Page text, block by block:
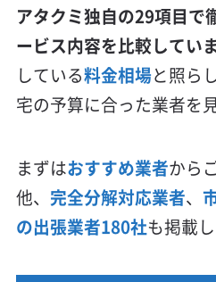
アタクミ独自の29項目で
ービス内容を比較していま
している料金相場と照ら
宅の予算に合った業者を
まずはおすすめ業者から
他、 完全分解対応業者、
の出張業者180社も掲載